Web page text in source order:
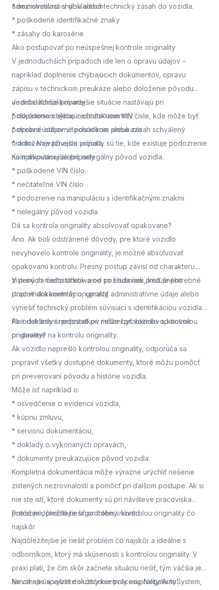
administratívnu chybu alebo technický zásah do vozidla.
* nezrovnalosti v dokladoch
* poškodené identifikačné znaky
* zásahy do karosérie
Ako postupovať po neúspešnej kontrole originality
V jednoduchších prípadoch ide len o opravu údajov –
napríklad doplnenie chýbajúcich dokumentov, opravu
zápisu v technickom preukaze alebo doloženie pôvodu
vozidla. Komplikovanejšie situácie nastávajú pri
poškodenom alebo nečitateľnom VIN čísle, kde môže byť
potrebné odborné posúdenie alebo zásah schválený
úradmi. Najvážnejšie prípady sú tie, kde existuje podozrenie
na manipuláciu alebo nelegálny pôvod vozidla.
Jednoduchšie prípady
* doplnenie chýbajúcich dokumentov
* oprava údajov v technickom preukaze
* doloženie pôvodu vozidla
Komplikovanejšie prípady
* poškodené VIN číslo
* nečitateľné VIN číslo
* podozrenie na manipuláciu s identifikačnými znakmi
* nelegálny pôvod vozidla
Dá sa kontrola originality absolvovať opakovane?
Áno. Ak boli odstránené dôvody, pre ktoré vozidlo
nevyhovelo kontrole originality, je možné absolvovať
opakovanú kontrolu. Presný postup závisí od charakteru
zistených nedostatkov a od požiadaviek príslušného
pracoviska kontroly originality.
V praxi sa často stretávame so situáciami, keď je potrebné
doplniť dokumentáciu, opraviť administratívne údaje alebo
vyriešiť technický problém súvisiaci s identifikáciou vozidla.
Po odstránení nedostatkov môže byť vozidlo opätovne
pristavené na kontrolu originality.
Aké doklady si pripraviť pri riešení problémov s kontrolou
originality?
Ak vozidlo neprešlo kontrolou originality, odporúča sa
pripraviť všetky dostupné dokumenty, ktoré môžu pomôcť
pri preverovaní pôvodu a histórie vozidla.
Môže ísť napríklad o:
* osvedčenie o evidencii vozidla,
* kúpnu zmluvu,
* servisnú dokumentáciu,
* doklady o vykonaných opravách,
* dokumenty preukazujúce pôvod vozidla.
Kompletná dokumentácia môže výrazne urýchliť riešenie
zistených nezrovnalostí a pomôcť pri ďalšom postupe. Ak si
nie ste istí, ktoré dokumenty sú pri návšteve pracoviska
potrebné, prečítajte si podrobný návod.
Prečo je dôležité riešiť problém s kontrolou originality čo
najskôr
Najdôležitejšie je riešiť problém čo najskôr a ideálne s
odborníkom, ktorý má skúsenosti s kontrolou originality. V
praxi platí, že čím skôr začnete situáciu riešiť, tým väčšia je
šanca na úspešné dokončenie procesu. Negatívny
Neváhajte a využite služby kontroly originality AutoSystem,